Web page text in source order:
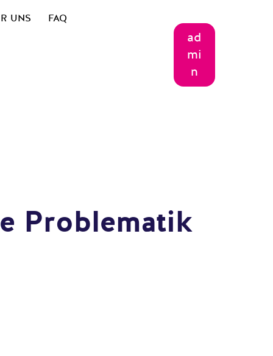
UNS FAQ
ad
mi
n
Problematik